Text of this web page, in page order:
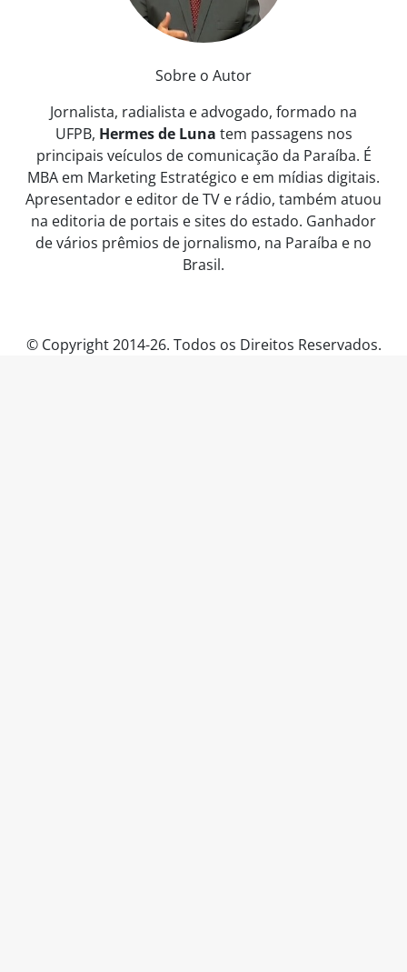
Sobre o Autor
Jornalista, radialista e advogado, formado na
UFPB, Hermes de Luna tem passagens nos
principais veículos de comunicação da Paraíba. É
MBA em Marketing Estratégico e em mídias digitais.
Apresentador e editor de TV e rádio, também atuou
na editoria de portais e sites do estado. Ganhador
de vários prêmios de jornalismo, na Paraíba e no
Brasil.
© Copyright 2014-26. Todos os Direitos Reservados.